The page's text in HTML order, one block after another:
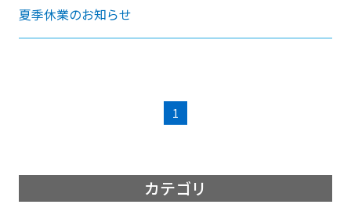
夏季休業のお知らせ
1
カテゴリ